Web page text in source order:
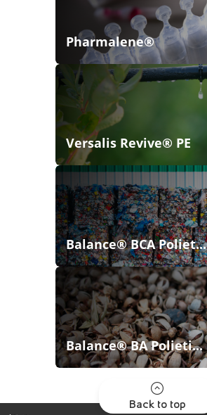
Pharmalene®
Versalis Revive® PE
Balance® BCA Poliet...
Balance® BA Polieti...
Back to top